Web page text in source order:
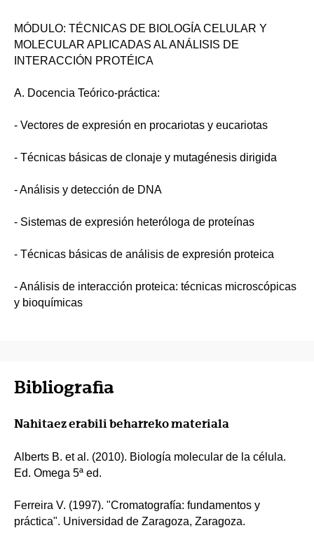
MÓDULO: TÉCNICAS DE BIOLOGÍA CELULAR Y
MOLECULAR APLICADAS AL ANÁLISIS DE
INTERACCIÓN PROTÉICA
A. Docencia Teórico-práctica:
- Vectores de expresión en procariotas y eucariotas
- Técnicas básicas de clonaje y mutagénesis dirigida
- Análisis y detección de DNA
- Sistemas de expresión heteróloga de proteínas
- Técnicas básicas de análisis de expresión proteica
- Análisis de interacción proteica: técnicas microscópicas
y bioquímicas
Bibliografia
Nahitaez erabili beharreko materiala
Alberts B. et al. (2010). Biología molecular de la célula.
Ed. Omega 5ª ed.
Ferreira V. (1997). "Cromatografía: fundamentos y
práctica". Universidad de Zaragoza, Zaragoza.